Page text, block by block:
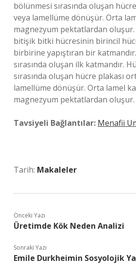
bölünmesi sırasında oluşan
veya lamellüme dönüşür. Orta
magnezyum pektatlardan
bitişik bitki hücresinin birincil
birbirine yapıştıran bir
sırasında oluşan ilk katmandır.
sırasında oluşan hücre plakası
lamellüme dönüşür. Orta lamel
magnezyum pektatlardan oluşur.
Tavsiyeli Bağlantılar: Menafii
Tarih: Makaleler
Önceki Yazı
Üretimde Kök Neden Analizi
Sonraki Yazı
Emile Durkheimin Sosyolojik